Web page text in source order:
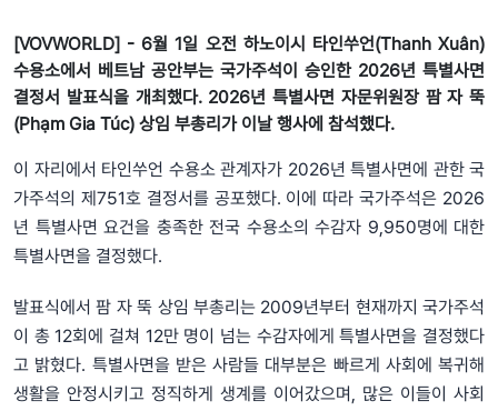
[VOVWORLD] - 6월 1일 오전 하노이시 타인쑤언(Thanh Xuân)
수용소에서 베트남 공안부는 국가주석이 승인한 2026년 특별사면
결정서 발표식을 개최했다. 2026년 특별사면 자문위원장 팜 자 뚝
(Phạm Gia Túc) 상임 부총리가 이날 행사에 참석했다.
이 자리에서 타인쑤언 수용소 관계자가 2026년 특별사면에 관한 국
가주석의 제751호 결정서를 공포했다. 이에 따라 국가주석은 2026
년 특별사면 요건을 충족한 전국 수용소의 수감자 9,950명에 대한
특별사면을 결정했다.
발표식에서 팜 자 뚝 상임 부총리는 2009년부터 현재까지 국가주석
이 총 12회에 걸쳐 12만 명이 넘는 수감자에게 특별사면을 결정했다
고 밝혔다. 특별사면을 받은 사람들 대부분은 빠르게 사회에 복귀해
생활을 안정시키고 정직하게 생계를 이어갔으며, 많은 이들이 사회